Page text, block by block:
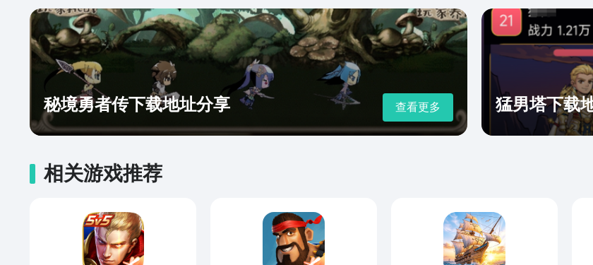
秘境勇者传下载地址分享 查看更多 猛男塔下载
相关游戏推荐